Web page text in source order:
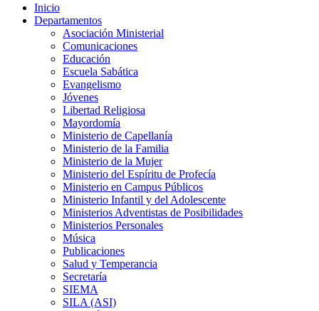
Inicio
Departamentos
Asociación Ministerial
Comunicaciones
Educación
Escuela Sabática
Evangelismo
Jóvenes
Libertad Religiosa
Mayordomía
Ministerio de Capellanía
Ministerio de la Familia
Ministerio de la Mujer
Ministerio del Espíritu de Profecía
Ministerio en Campus Públicos
Ministerio Infantil y del Adolescente
Ministerios Adventistas de Posibilidades
Ministerios Personales
Música
Publicaciones
Salud y Temperancia
Secretaría
SIEMA
SILA (ASI)